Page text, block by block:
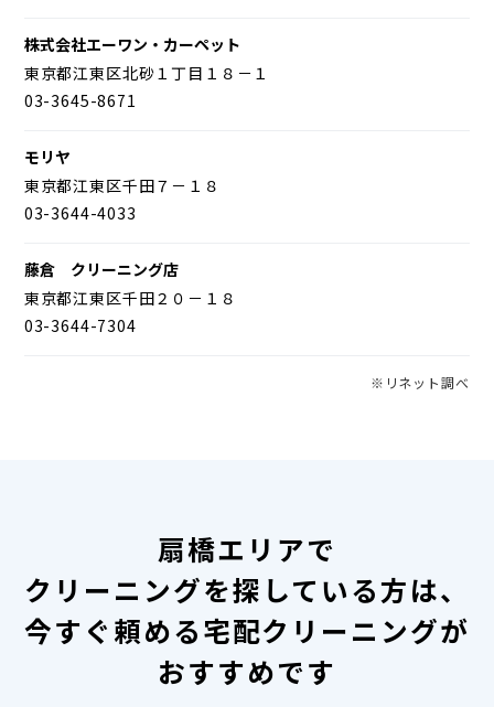
株式会社エーワン・カーペット
東京都江東区北砂１丁目１８－１
03-3645-8671
モリヤ
東京都江東区千田７－１８
03-3644-4033
藤倉 クリーニング店
東京都江東区千田２０－１８
03-3644-7304
※リネット調べ
扇橋エリアで
クリーニングを探している方は、
今すぐ頼める宅配クリーニングが
おすすめです